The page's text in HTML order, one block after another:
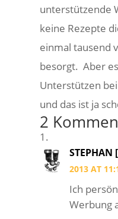
unterstützende
keine Rezepte
einmal tausend
besorgt. Aber
Unterstützen
und das ist ja
2
STEPHAN
2013 AT
Ich
Werbung